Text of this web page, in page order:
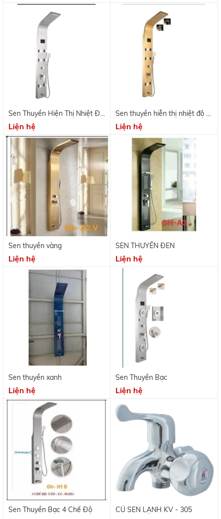
Sen Thuyền Hiện Thị Nhiệt Độ
6 Mắt Bạc GH- 1013
Liện hệ
Sen thuyền hiễn thị nhiệt độ 6
mắt Vàng Gh- 1012
Liện hệ
Sen thuyền vàng
Liện hệ
SEN THUYỀN ĐEN
Liện hệ
Sen thuyền xanh
Liện hệ
Sen Thuyền Bạc
Liện hệ
Sen Thuyền Bạc 4 Chế Độ CỦ SEN LẠNH KV - 305